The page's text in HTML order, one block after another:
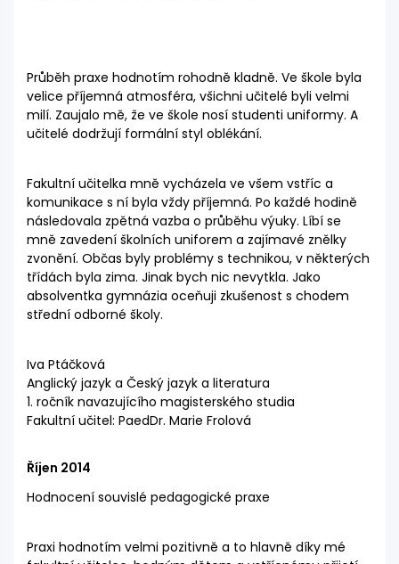
Průběh praxe hodnotím rohodně kladně. Ve škole byla
velice příjemná atmosféra, všichni učitelé byli velmi
milí. Zaujalo mě, že ve škole nosí studenti uniformy. A
učitelé dodržují formální styl oblékání.
Fakultní učitelka mně vycházela ve všem vstříc a
komunikace s ní byla vždy příjemná. Po každé hodině
následovala zpětná vazba o průběhu výuky. Líbí se
mně zavedení školních uniforem a zajímavé znělky
zvonění. Občas byly problémy s technikou, v některých
třídách byla zima. Jinak bych nic nevytkla. Jako
absolventka gymnázia oceňuji zkušenost s chodem
střední odborné školy.
Iva Ptáčková
Anglický jazyk a Český jazyk a literatura
1. ročník navazujícího magisterského studia
Fakultní učitel: PaedDr. Marie Frolová
Říjen 2014
Hodnocení souvislé pedagogické praxe
Praxi hodnotím velmi pozitivně a to hlavně díky mé